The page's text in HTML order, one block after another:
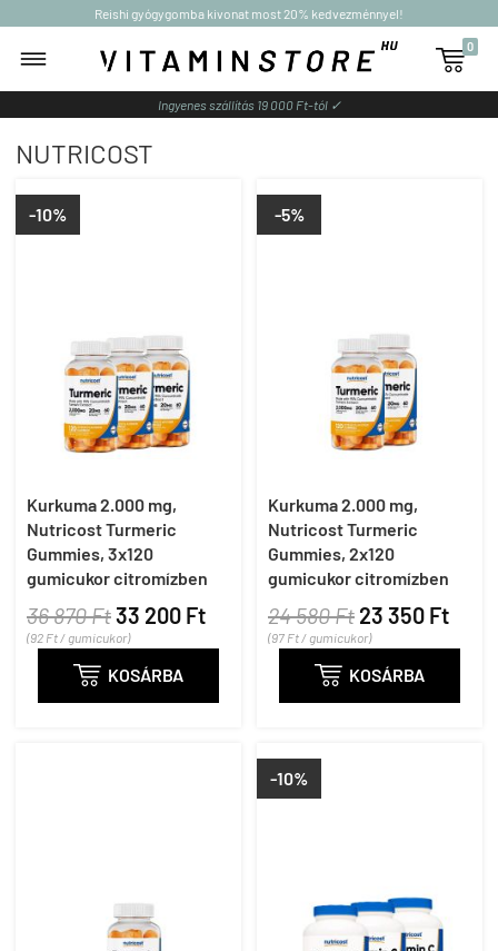
Reishi gyógygomba kivonat most 20% kedvezménnyel!

0
Ingyenes szállítás 19 000 Ft-tól ✓
NUTRICOST
-10%
Kurkuma 2.000 mg,
Nutricost Turmeric
Gummies, 3x120
gumicukor citromízben
36 870 Ft33 200 Ft
(92 Ft / gumicukor)
 KOSÁRBA
-5%
Kurkuma 2.000 mg,
Nutricost Turmeric
Gummies, 2x120
gumicukor citromízben
24 580 Ft 23 350 Ft
(97 Ft / gumicukor)
 KOSÁRBA
-10%